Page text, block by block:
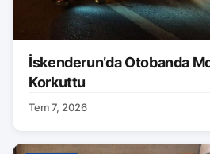
İskenderun’da Otobanda
Korkuttu
Tem 7, 2026